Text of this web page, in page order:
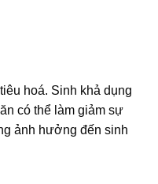
hoá. Sinh khả dụng
có thể làm giảm sự
ảnh hưởng đến sinh